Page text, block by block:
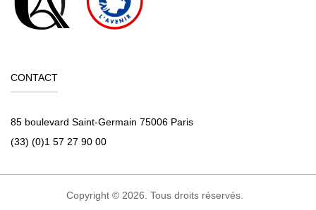
CONTACT
85 boulevard Saint-Germain 75006 Paris
(33) (0)1 57 27 90 00
Copyright © 2026. Tous droits réservés.